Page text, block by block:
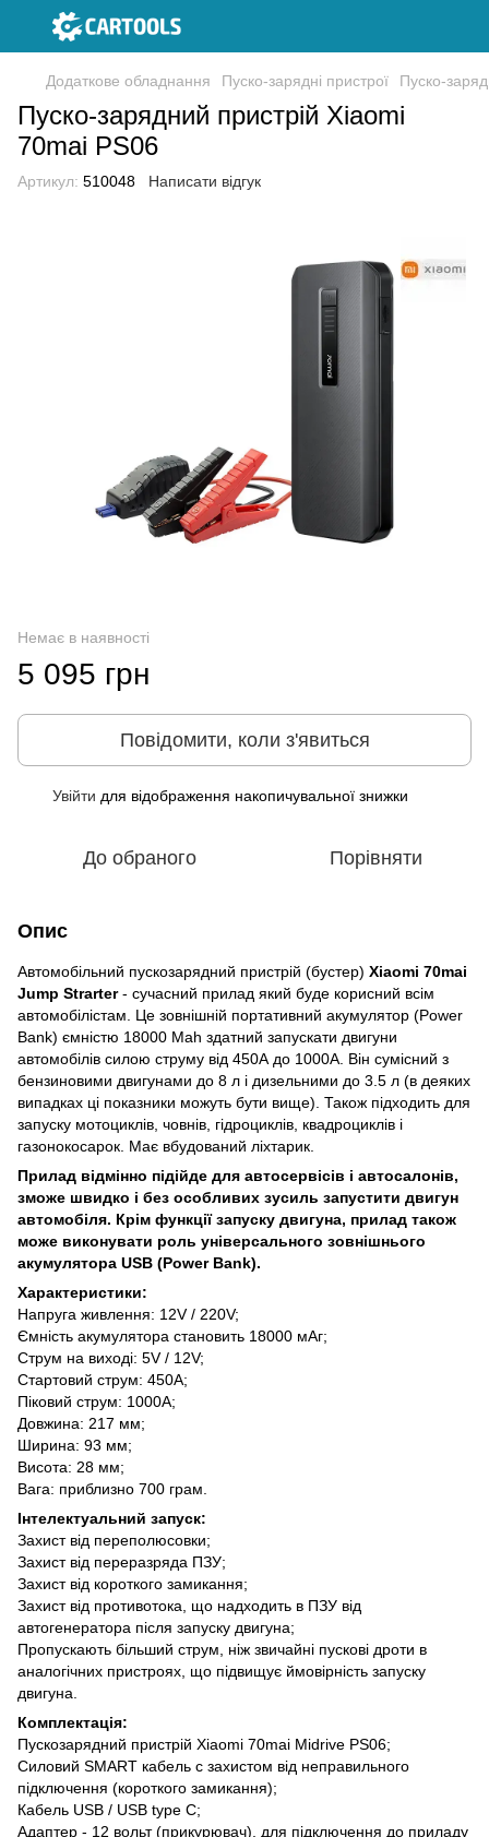
Додаткове обладнання Пуско-зарядні пристрої Пуско-
Пуско-зарядний пристрій Xiaomi
70mai PS06
Артикул: 510048 Написати відгук
Немає в наявності
5 095 грн
Повідомити, коли з'явиться
Увійти для відображення накопичувальної знижки
До обраного Порівняти
Опис
Автомобільний пускозарядний пристрій (бустер) Xiaomi 70mai
Jump Strarter- сучасний прилад який буде корисний всім
автомобілістам. Це зовнішній портативний акумулятор (Power
Bank) ємністю 18000 Mah здатний запускати двигуни
автомобілів силою струму від 450А до 1000А. Він сумісний з
бензиновими двигунами до 8 л і дизельними до 3.5 л (в деяких
випадках ці показники можуть бути вище). Також підходить для
запуску мотоциклів, човнів, гідроциклів, квадроциклів і
газонокосарок. Має вбудований ліхтарик.
Прилад відмінно підійде для автосервісів і автосалонів,
зможе швидко і без особливих зусиль запустити двигун
автомобіля. Крім функції запуску двигуна, прилад також
може виконувати роль універсального зовнішнього
акумулятора USB (Power Bank).
Характеристики:
Напруга живлення: 12V / 220V;
Ємність акумулятора становить 18000 мАг;
Струм на виході: 5V / 12V;
Стартовий струм: 450A;
Піковий струм: 1000А;
Довжина: 217 мм;
Ширина: 93 мм;
Висота: 28 мм;
Вага: приблизно 700 грам.
Інтелектуальний запуск:
Захист від переполюсовки;
Захист від переразряда ПЗУ;
Захист від короткого замикання;
Захист від противотока, що надходить в ПЗУ від
автогенератора після запуску двигуна;
Пропускають більший струм, ніж звичайні пускові дроти в
аналогічних пристроях, що підвищує ймовірність запуску
двигуна.
Комплектація:
Пускозарядний пристрій Xiaomi 70mai Midrive PS06;
Силовий SMART кабель c захистом від неправильного
підключення (короткого замикання);
Кабель USB / USB type C;
Адаптер - 12 вольт (прикурювач), для підключення до приладу